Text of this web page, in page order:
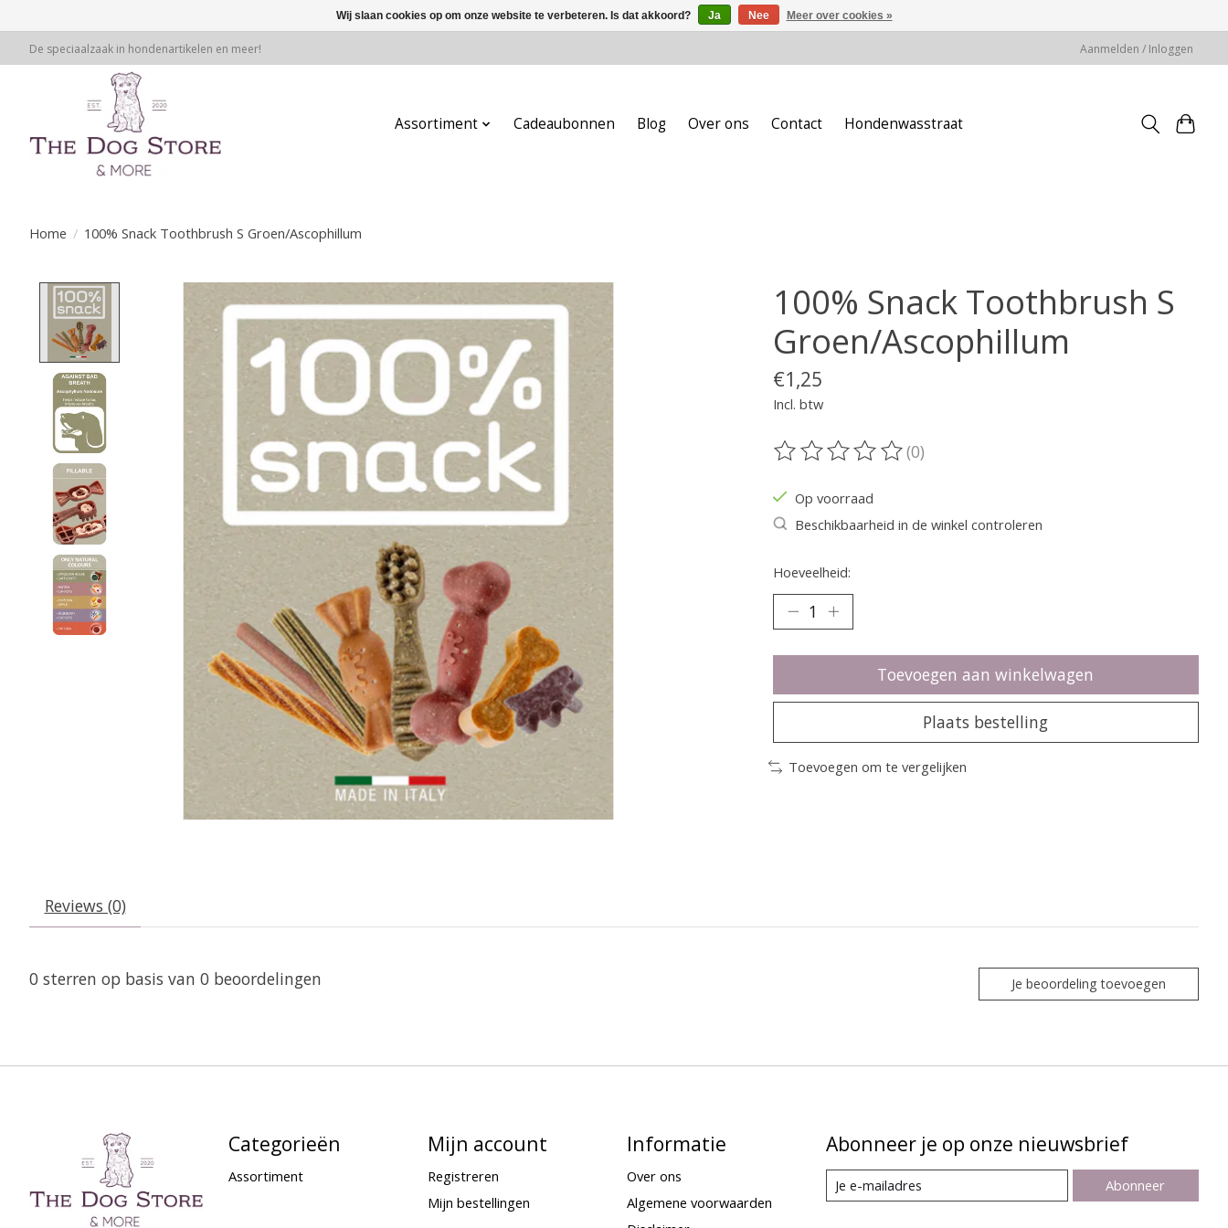
De speciaalzaak in hondenartikelen en meer! Aanmelden / Inloggen
Assortiment Cadeaubonnen Blog Over ons Contact Hondenwasstraat
Home / 100% Snack Toothbrush S Groen/Ascophillum
100% Snack Toothbrush S
Groen/Ascophillum
€1,25
Incl. btw
De beoordeling van dit product is
(0)
Op voorraad
Beschikbaarheid in de winkel controleren
Hoeveelheid:
Toevoegen aan winkelwagen
Plaats bestelling
Toevoegen om te vergelijken
Reviews (0)
0 sterren op basis van 0 beoordelingen Je beoordeling toevoegen
Categorieën
Assortiment
Mijn account
Registreren
Mijn bestellingen
Informatie
Over ons
Algemene voorwaarden
Abonneer je op onze nieuwsbrief
Abonneer
Wij slaan cookies op om onze website te verbeteren. Is dat akkoord? Ja Nee Meer over cookies »